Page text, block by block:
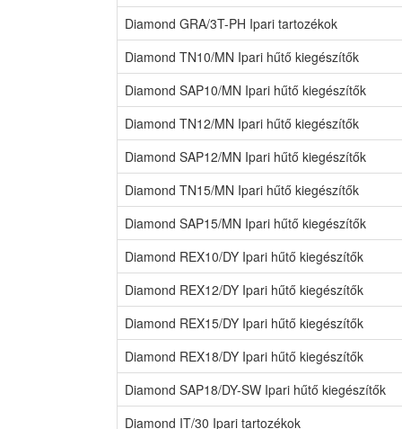
Diamond GRA/3T-PH Ipari tartozékok
Diamond TN10/MN Ipari hűtő kiegészítők
Diamond SAP10/MN Ipari hűtő kiegészítők
Diamond TN12/MN Ipari hűtő kiegészítők
Diamond SAP12/MN Ipari hűtő kiegészítők
Diamond TN15/MN Ipari hűtő kiegészítők
Diamond SAP15/MN Ipari hűtő kiegészítők
Diamond REX10/DY Ipari hűtő kiegészítők
Diamond REX12/DY Ipari hűtő kiegészítők
Diamond REX15/DY Ipari hűtő kiegészítők
Diamond REX18/DY Ipari hűtő kiegészítők
Diamond SAP18/DY-SW Ipari hűtő kiegészítők
Diamond IT/30 Ipari tartozékok